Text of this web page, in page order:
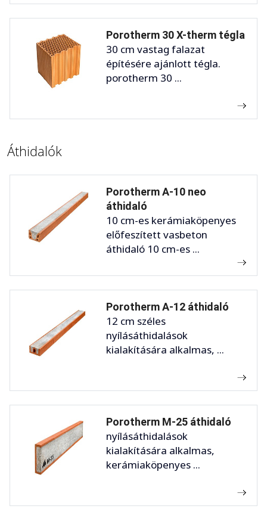
Porotherm 30 X-therm tégla
30 cm vastag falazat
építésére ajánlott tégla.
porotherm 30 ...
Áthidalók
Porotherm A-10 neo
áthidaló
10 cm-es kerámiaköpenyes
előfeszített vasbeton
áthidaló 10 cm-es ...
Porotherm A-12 áthidaló
12 cm széles
nyílásáthidalások
kialakítására alkalmas, ...
Porotherm M-25 áthidaló
nyílásáthidalások
kialakítására alkalmas,
kerámiaköpenyes ...